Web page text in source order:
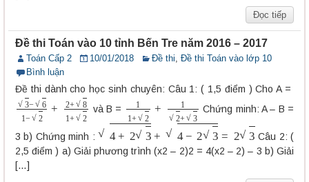
Đọc tiếp
Đề thi Toán vào 10 tỉnh Bến Tre năm 2016 – 2017
Toán Cấp 2 10/01/2018 Đề thi Đề thi Toán vào lớp 10
Bình luận
Đề thi dành cho học sinh chuyên: Câu 1: ( 1,5 điểm ) Cho A =
3−61− + 2+81+ và B = + 1 3 Chứng minh: A – B =
3 b) Chứng minh :4+ 2 3 +4 − 23 = 23
Câu 2: (
2,5 điểm ) a) Giải phương trình (x2 – 2)2 = 4(x2 – 2) – 3 b) Giải
[…]